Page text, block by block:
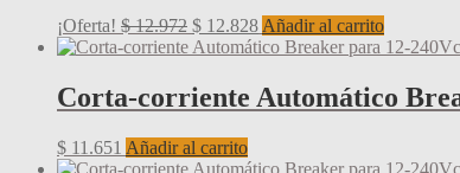
¡Oferta! $12.972 El
precio
era:
$ 12.972.
$ 12.828El
precio
es:
$ 12.828.
Añadir al carrito
Corta-corriente Automático
$ 11.651 Añadir al carrito